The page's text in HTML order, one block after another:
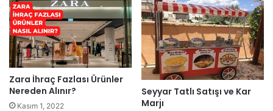
Zara İhraç Fazlası Ürünler
Nereden Alınır?
Kasım 1, 2022
Seyyar Tatlı Satışı ve Kar
Marjı